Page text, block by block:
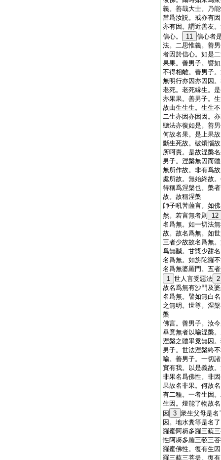
義。善哉大士。乃
當爲汝説。戒亦有
亦有因。謂近善友
信心。
11 信心者
法。二思惟義。善
者因於信心。如是
果果。善男子。譬
不得相離。善男子
無明行亦因亦因因
老死。老死縁生。
亦果果。善男子。
故由生生生。生生
二生亦因亦因因。
聽法亦復如是。善
何故名果。是上果
斷生死故。破煩惱
所呵責。是故涅槃
男子。涅槃無因而
無所作故。非有爲
處所故。無始終故
得稱爲涅槃也。槃
故。故稱涅槃
師子吼菩薩言。如
然。若言無者則
12
名爲無。如一切法
故。故名爲無。如
三者少故故名爲無
爲無醎。甘漿少甜
名爲無。如旃陀羅
名爲無婆羅門。五
1 世人言受惡法 2
故名爲無有沙門及
名爲無。譬如無白
之無明。世尊。涅
槃
佛言。善男子。汝
畢竟無者以喩涅槃
涅槃之體畢竟無因
男子。世法涅槃終
喩。善男子。一切
實有我。以是義故
非果名爲佛性。非
果故名非果。何故
有二種。一者生因
生因。燈能了物故
因
3 衆生父母是名
因。地水糞等是名
羅蜜阿耨多羅三藐
性阿耨多羅三藐三
羅蜜佛性。復有生
羅三藐三菩提。復